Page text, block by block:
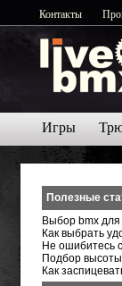
Контакты
Игры
Полезные
Выбор bmx для
Как выбрать
Не ошибитесь
Подбор
Как